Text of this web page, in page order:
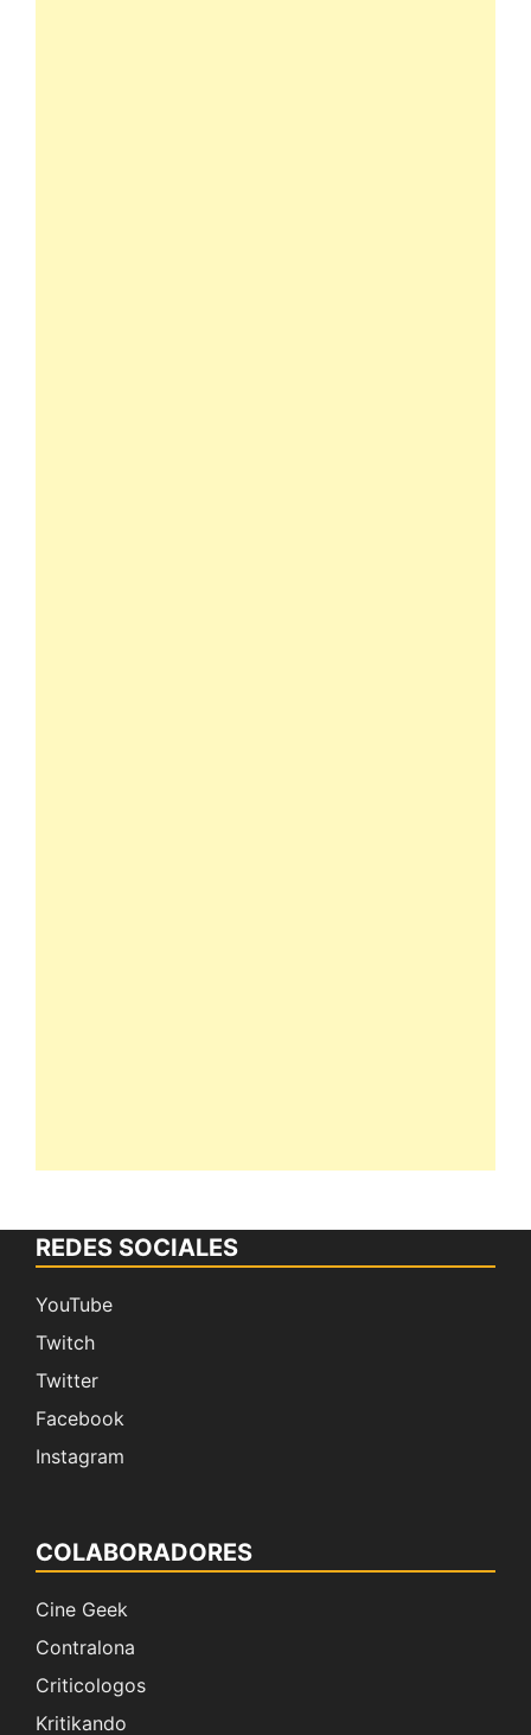
REDES SOCIALES
YouTube
Twitch
Twitter
Facebook
Instagram
COLABORADORES
Cine Geek
Contralona
Criticologos
Kritikando